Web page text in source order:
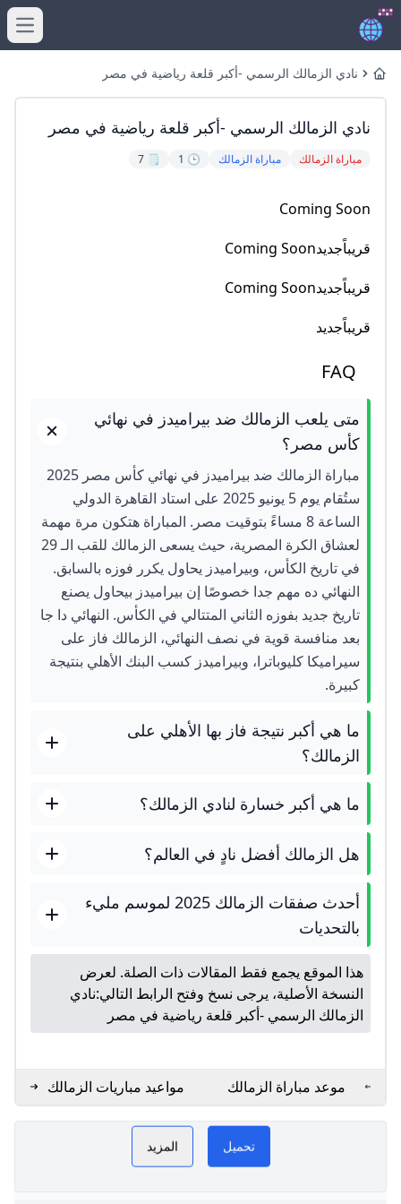
Homeنادي الزمالك الرسمي -أكبر قلعة رياضية في مصر
نادي الزمالك الرسمي -أكبر قلعة رياضية في مصر
مباراة الزمالك مباراة الزمالك 🕒 1
🗒️ 7
Coming Soon
قريباًجديدComing Soon
قريباًجديدComing Soon
قريباًجديد
FAQ
متى يلعب الزمالك ضد بيراميدز في نهائي
كأس مصر؟
ستُقام يوم 5 يونيو 2025 على استاد القاهرة الدولي
الساعة 8 مساءً بتوقيت مصر. المباراة هتكون مرة مهمة
لعشاق الكرة المصرية، حيث يسعى الزمالك للقب الـ 29
في تاريخ الكأس، وبيراميدز يحاول يكرر فوزه بالسابق.
النهائي ده مهم جدا خصوصًا إن بيراميدز بيحاول يصنع
تاريخ جديد بفوزه الثاني المتتالي في الكأس. النهائي دا جا
بعد منافسة قوية في نصف النهائي، الزمالك فاز على
سيراميكا كليوباترا، وبيراميدز كسب البنك الأهلي بنتيجة
كبيرة.
ما هي أكبر نتيجة فاز بها الأهلي على
الزمالك؟
ما هي أكبر خسارة لنادي الزمالك؟
هل الزمالك أفضل نادٍ في العالم؟
أحدث صفقات الزمالك 2025 لموسم مليء
بالتحديات
هذا الموقع يجمع فقط المقالات ذات الصلة. لعرض
النسخة الأصلية، يرجى نسخ وفتح الرابط التالي:نادي
الزمالك الرسمي -أكبر قلعة رياضية في مصر
موعد مباراة الزمالك
وفاركو فى دوري نايل
والقناة الناقلة
مواعيد مباريات الزمالك
القادمه - بطولات
Zamalek GoGoGO
NOWتحميل المزيد